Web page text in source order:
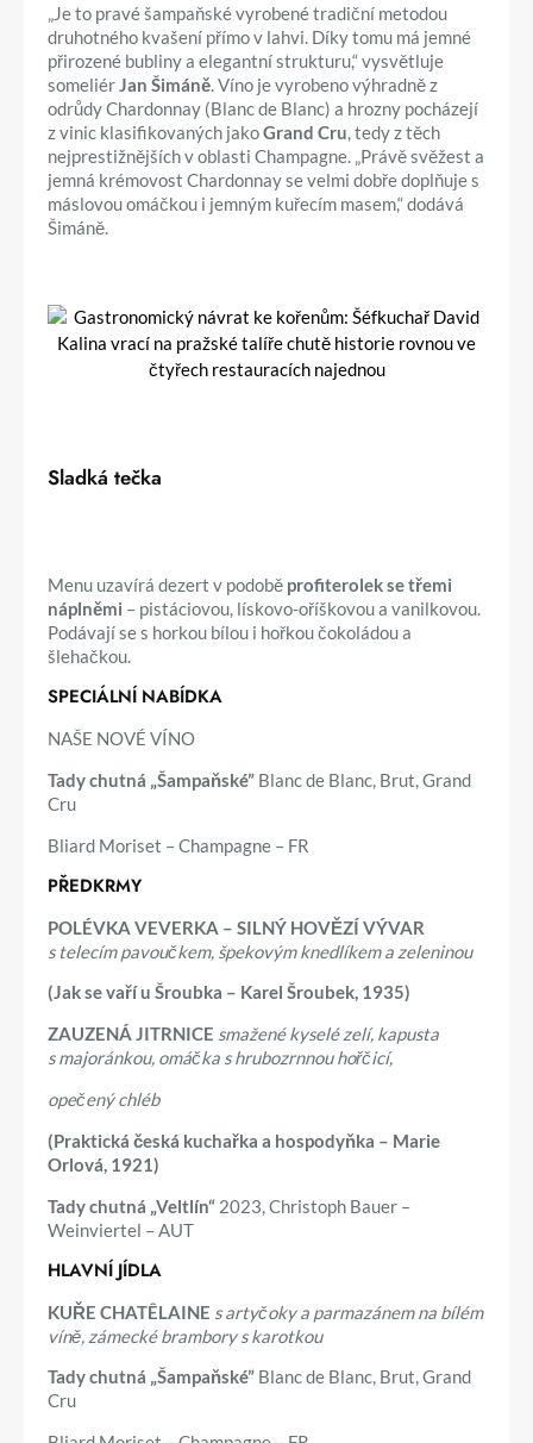
„Je to pravé šampaňské vyrobené tradiční metodou
druhotného kvašení přímo v lahvi. Díky tomu má jemné
přirozené bubliny a elegantní strukturu,“ vysvětluje
someliérJan Šimáně. Víno je vyrobeno výhradně z
odrůdy Chardonnay (Blanc de Blanc) a hrozny pocházejí
z vinic klasifikovaných jakoGrand Cru, tedy z těch
nejprestižnějších v oblasti Champagne. „Právě svěžest a
jemná krémovost Chardonnay se velmi dobře doplňuje s
máslovou omáčkou i jemným kuřecím masem,“ dodává
Šimáně.
Sladká tečka
Menu uzavírá dezert v podobě profiterolek se třemi
náplněmi – pistáciovou, lískovo-oříškovou a vanilkovou.
Podávají se s horkou bílou i hořkou čokoládou a
šlehačkou.
SPECIÁLNÍ NABÍDKA
NAŠE NOVÉ VÍNO
Tady chutná „Šampaňské” Blanc de Blanc, Brut, Grand
Cru
Bliard Moriset – Champagne – FR
PŘEDKRMY
POLÉVKA VEVERKA – SILNÝ HOVĚZÍ VÝVAR
s telecím pavoučkem, špekovým knedlíkem a zeleninou
(Jak se vaří u Šroubka – Karel Šroubek, 1935)
ZAUZENÁ JITRNICE smažené kyselé zelí, kapusta
s majoránkou, omáčka s hrubozrnnou hořčicí,
opečený chléb
(Praktická česká kuchařka a hospodyňka – Marie
Orlová, 1921)
Tady chutná „Veltlín“ 2023, Christoph Bauer –
Weinviertel – AUT
HLAVNÍ JÍDLA
KUŘE CHATÊLAINE s artyčoky a parmazánem na bílém
víně, zámecké brambory s karotkou
Tady chutná „Šampaňské” Blanc de Blanc, Brut, Grand
Cru